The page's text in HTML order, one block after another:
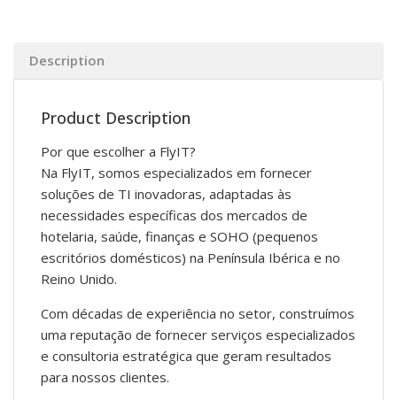
Description
Product Description
Por que escolher a FlyIT?
Na FlyIT, somos especializados em fornecer
soluções de TI inovadoras, adaptadas às
necessidades específicas dos mercados de
hotelaria, saúde, finanças e SOHO (pequenos
escritórios domésticos) na Península Ibérica e no
Reino Unido.
Com décadas de experiência no setor, construímos
uma reputação de fornecer serviços especializados
e consultoria estratégica que geram resultados
para nossos clientes.